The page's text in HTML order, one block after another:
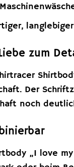
zum
Der
noch
„I love